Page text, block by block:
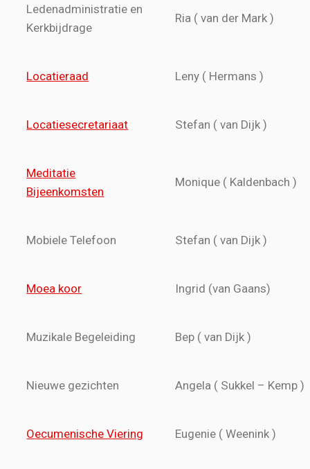
Ledenadministratie en
Kerkbijdrage
Ria ( van der Mark )
Locatieraad Leny ( Hermans )
Locatiesecretariaat Stefan ( van Dijk )
Meditatie
Bijeenkomsten
Monique ( Kaldenbach )
Mobiele Telefoon Stefan ( van Dijk )
Moea koor Ingrid (van Gaans)
Muzikale Begeleiding Bep ( van Dijk )
Nieuwe gezichten Angela ( Sukkel – Kemp )
Oecumenische Viering Eugenie ( Weenink )